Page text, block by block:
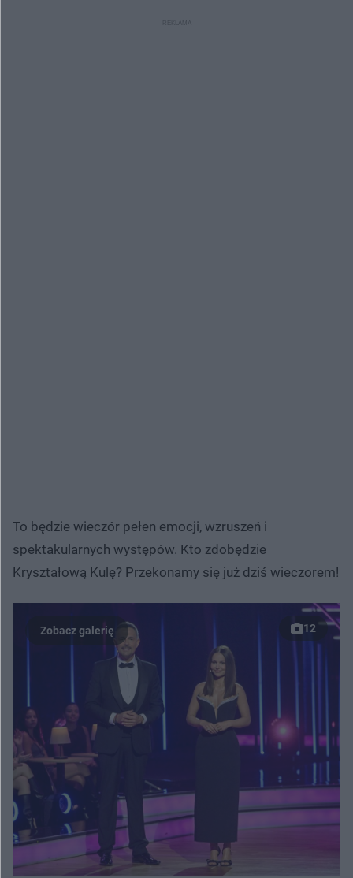
To będzie wieczór pełen emocji, wzruszeń i
spektakularnych występów. Kto zdobędzie
Kryształową Kulę? Przekonamy się już dziś wieczorem!
12